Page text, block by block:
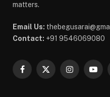
matters.
Email Us:
Contact: +91 9546069080
Facebook
X
Instagram